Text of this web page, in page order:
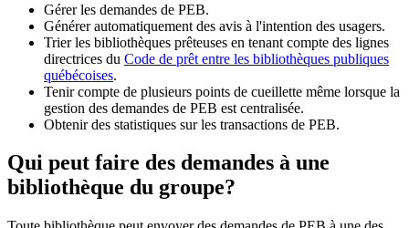
Gérer les demandes de PEB.
Générer automatiquement des avis à l'intention des usagers.
Trier les bibliothèques prêteuses en tenant compte des lignes
directrices du Code de prêt entre les bibliothèques publiques
québécoises.
Tenir compte de plusieurs points de cueillette même lorsque la
gestion des demandes de PEB est centralisée.
Obtenir des statistiques sur les transactions de PEB.
Qui peut faire des demandes à une
bibliothèque du groupe?